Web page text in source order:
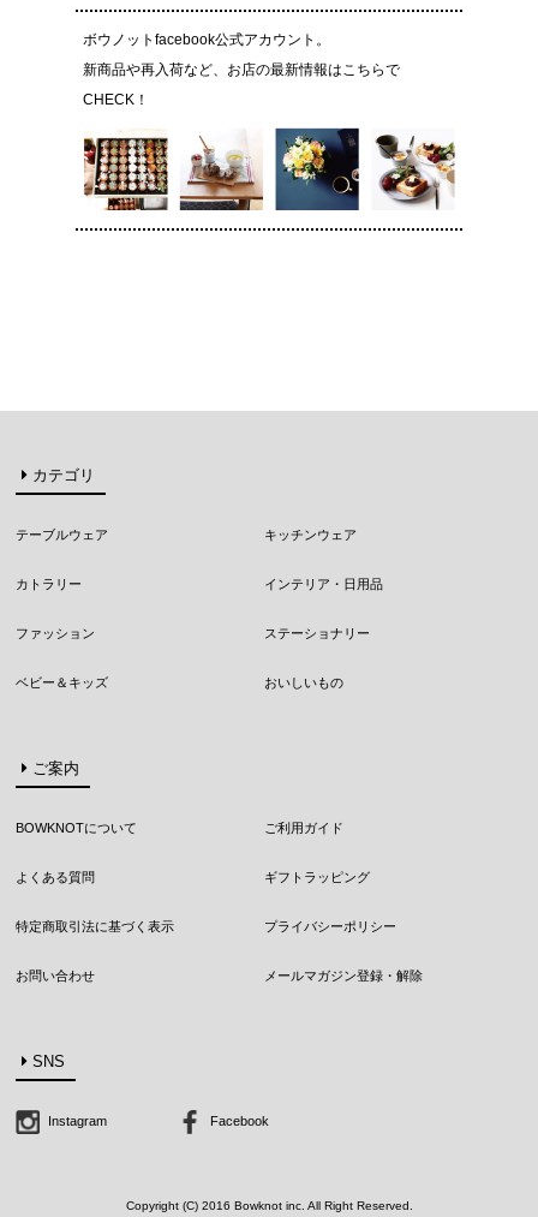
ボウノットfacebook公式アカウント。
新商品や再入荷など、お店の最新情報はこちらで
CHECK！
カテゴリ
テーブルウェア キッチンウェア
カトラリー インテリア・日用品
ファッション ステーショナリー
ベビー＆キッズ おいしいもの
ご案内
BOWKNOTについて ご利用ガイド
よくある質問 ギフトラッピング
特定商取引法に基づく表示 プライバシーポリシー
お問い合わせ メールマガジン登録・解除
SNS
Instagram Facebook
Copyright (C) 2016 Bowknot inc. All Right Reserved.